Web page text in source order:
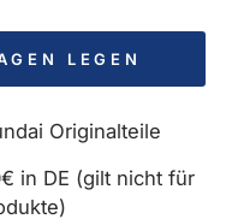
LEGEN
Originalteile
in DE (gilt nicht für